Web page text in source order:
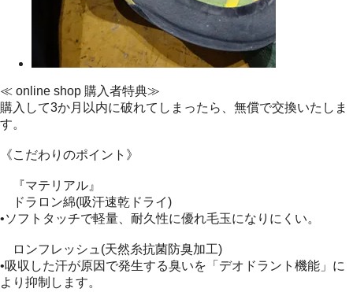
≪ online shop 購入者特典≫
購入して3か月以内に破れてしまったら、無償で交換いたしま
す。
《こだわりのポイント》
『マテリアル』
ドラロン綿(吸汗速乾ドライ)
•ソフトタッチで軽量、耐久性に優れ毛玉になりにくい。
ロンフレッシュ(天然糸抗菌防臭加工)
•吸収した汗が原因で発生する臭いを「デオドラント機能」に
より抑制します。